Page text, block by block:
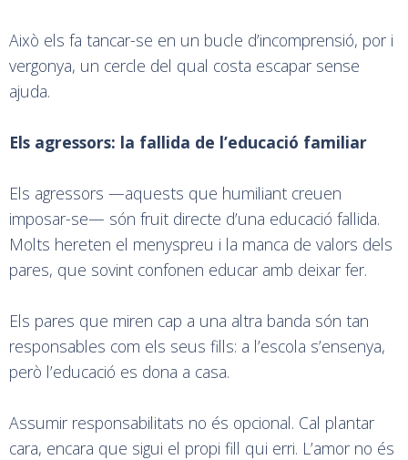
Això els fa tancar-se en un bucle d’incomprensió, por i
vergonya, un cercle del qual costa escapar sense
ajuda.
Els agressors: la fallida de l’educació familiar
Els agressors —aquests que humiliant creuen
imposar-se— són fruit directe d’una educació fallida.
Molts hereten el menyspreu i la manca de valors dels
pares, que sovint confonen educar amb deixar fer.
Els pares que miren cap a una altra banda són tan
responsables com els seus fills: a l’escola s’ensenya,
però l’educació es dona a casa.
Assumir responsabilitats no és opcional. Cal plantar
cara, encara que sigui el propi fill qui erri. L’amor no és